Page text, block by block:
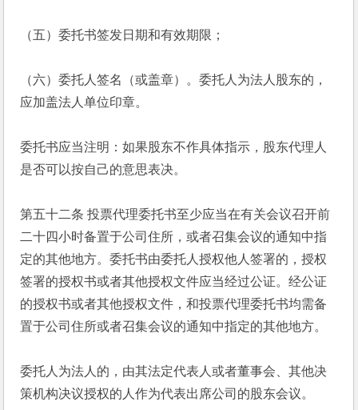
（五）委托书签发日期和有效期限；
（六）委托人签名（或盖章）。委托人为法人股东的，
应加盖法人单位印章。
委托书应当注明：如果股东不作具体指示，股东代理人
是否可以按自己的意思表决。
第五十二条 投票代理委托书至少应当在有关会议召开前
二十四小时备置于公司住所，或者召集会议的通知中指
定的其他地方。委托书由委托人授权他人签署的，授权
签署的授权书或者其他授权文件应当经过公证。经公证
的授权书或者其他授权文件，和投票代理委托书均需备
置于公司住所或者召集会议的通知中指定的其他地方。
委托人为法人的，由其法定代表人或者董事会、其他决
策机构决议授权的人作为代表出席公司的股东会议。